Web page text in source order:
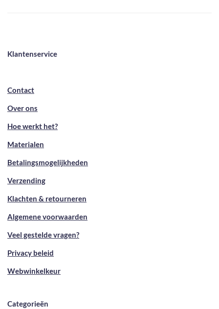
Klantenservice
Contact
Over ons
Hoe werkt het?
Materialen
Betalingsmogelijkheden
Verzending
Klachten & retourneren
Algemene voorwaarden
Veel gestelde vragen?
Privacy beleid
Webwinkelkeur
Categorieën